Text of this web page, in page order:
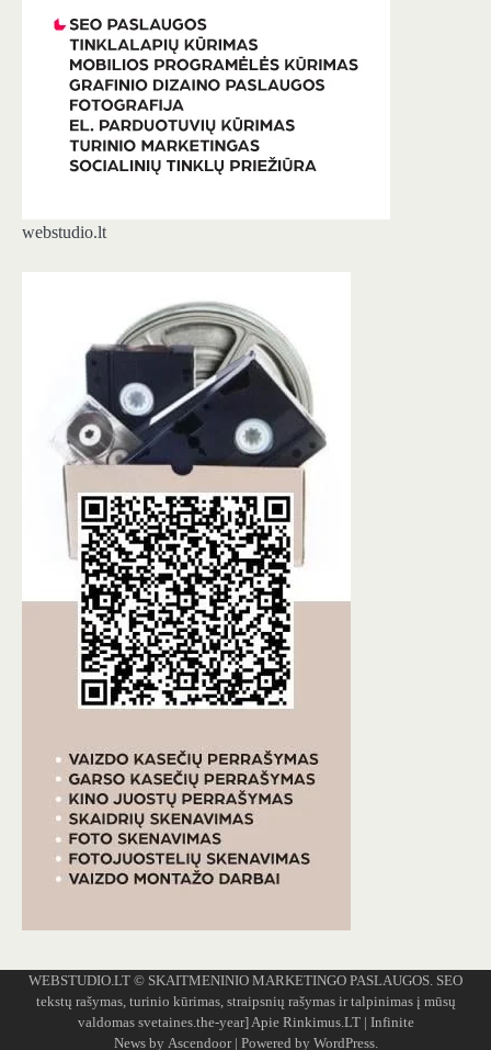
webstudio.lt
WEBSTUDIO.LT © SKAITMENINIO MARKETINGO PASLAUGOS. SEO
tekstų rašymas, turinio kūrimas, straipsnių rašymas ir talpinimas į mūsų
valdomas svetaines.the-year]Apie Rinkimus.LT| Infinite
News by Ascendoor| Powered by WordPress.